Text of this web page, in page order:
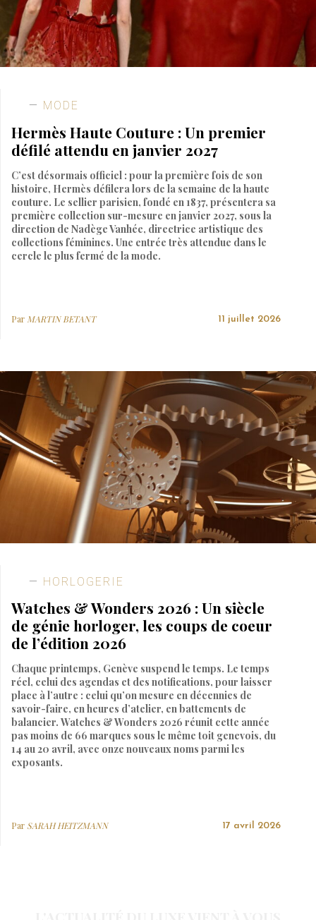
MODE
Hermès Haute Couture : Un premier
défilé attendu en janvier 2027
C’est désormais officiel : pour la première fois de son
histoire, Hermès défilera lors de la semaine de la haute
couture. Le sellier parisien, fondé en 1837, présentera sa
première collection sur-mesure en janvier 2027, sous la
direction de Nadège Vanhée, directrice artistique des
collections féminines. Une entrée très attendue dans le
cercle le plus fermé de la mode.
Par MARTIN BETANT 11 juillet 2026
HORLOGERIE
Watches & Wonders 2026 : Un siècle
de génie horloger, les coups de coeur
de l’édition 2026
Chaque printemps, Genève suspend le temps. Le temps
réel, celui des agendas et des notifications, pour laisser
place à l’autre : celui qu’on mesure en décennies de
savoir-faire, en heures d’atelier, en battements de
balancier. Watches & Wonders 2026 réunit cette année
pas moins de 66 marques sous le même toit genevois, du
14 au 20 avril, avec onze nouveaux noms parmi les
exposants.
Par SARAH HEITZMANN 17 avril 2026